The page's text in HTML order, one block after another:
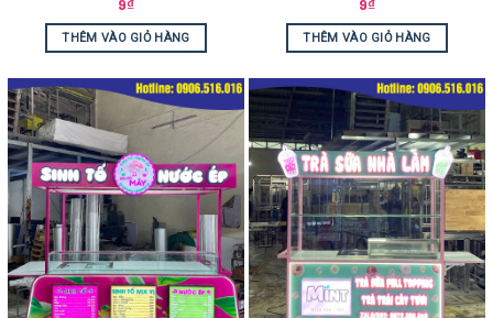
9₫
THÊM VÀO GIỎ HÀNG
9₫
THÊM VÀO GIỎ HÀNG